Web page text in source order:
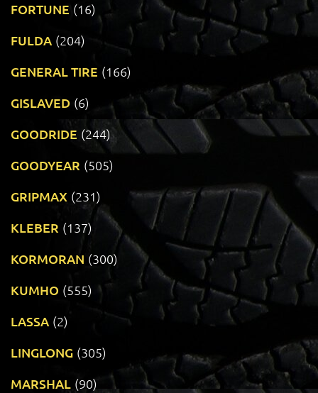
FORTUNE (16)
FULDA (204)
GENERAL TIRE (166)
GISLAVED (6)
GOODRIDE (244)
GOODYEAR (505)
GRIPMAX (231)
KLEBER (137)
KORMORAN (300)
KUMHO (555)
LASSA (2)
LINGLONG (305)
MARSHAL (90)